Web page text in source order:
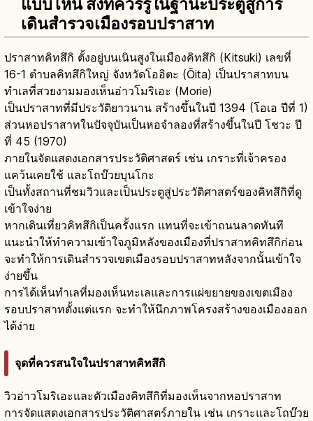
แบบไหน สิ่งที่ควรรู้ในฐานะประตูสู่การ
เดินสำรวจเมืองรอบปราสาท
ปราสาทคิทสึกิ ตั้งอยู่บนเนินสูงในเมืองคิทสึกิ (Kitsuki) เลขที่
16-1 ตำบลคิทสึกิใหญ่ จังหวัดโออิตะ (Ōita) เป็นปราสาทบน
ทำเลที่สวยงามมองเห็นอ่าวโมริเอะ (Morie)
เป็นปราสาทที่มีประวัติยาวนาน สร้างขึ้นในปี 1394 (โอเอ ปีที่ 1)
ส่วนหอปราสาทในปัจจุบันเป็นหอจำลองที่สร้างขึ้นในปี โชวะ ปี
ที่ 45 (1970)
ภายในจัดแสดงเอกสารประวัติศาสตร์ เช่น เกราะที่เจ้าครอง
แคว้นเคยใช้ และโถบ๊วยบุนโกะ
เป็นทั้งสถานที่ชมวิวและเป็นประตูสู่ประวัติศาสตร์ของคิทสึกิที่ดู
เข้าใจง่าย
หากเดินเที่ยวคิทสึกิเป็นครั้งแรก แทนที่จะเข้าถนนลาดทันที
แนะนำให้ทำความเข้าใจภูมิหลังของเมืองที่ปราสาทคิทสึกิก่อน
จะทำให้การเดินสำรวจเขตเมืองรอบปราสาทหลังจากนั้นเข้าใจ
ง่ายขึ้น
การได้เห็นทำเลที่มองเห็นทะเลและการแผ่ขยายของเขตเมือง
รอบปราสาทตั้งแต่แรก จะทำให้นึกภาพโครงสร้างของเมืองออก
ได้ง่าย
จุดที่ควรสนใจในปราสาทคิทสึกิ
วิวอ่าวโมริเอะและตัวเมืองคิทสึกิที่มองเห็นจากหอปราสาท
การจัดแสดงเอกสารประวัติศาสตร์ภายใน เช่น เกราะและโถบ๊วย